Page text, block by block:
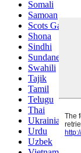
Somali
Samoan
Scots Gaelic
Shona
Sindhi
Sundanese
Swahili
Tajik
Tamil
Telugu
Thai
Ukrainian
Urdu
Uzbek